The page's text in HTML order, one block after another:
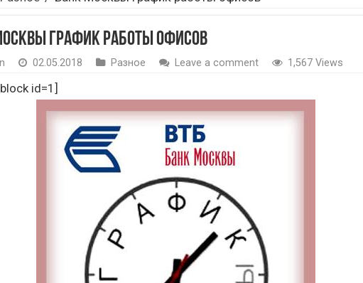
график работы офисов
02.05.2018 Разное Leave a comment 1,567 Views
id=1]